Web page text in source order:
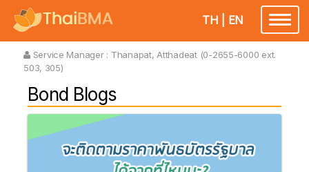
TH EN
Service Manager : Thanapat, Atthadeat (0-2655-6000 ext.
503, 305)
Bond Blogs